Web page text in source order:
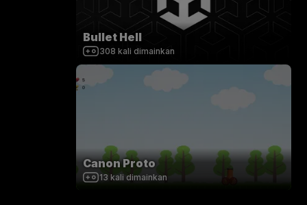
Bullet Hell
308 kali dimainkan
Canon Proto
13 kali dimainkan